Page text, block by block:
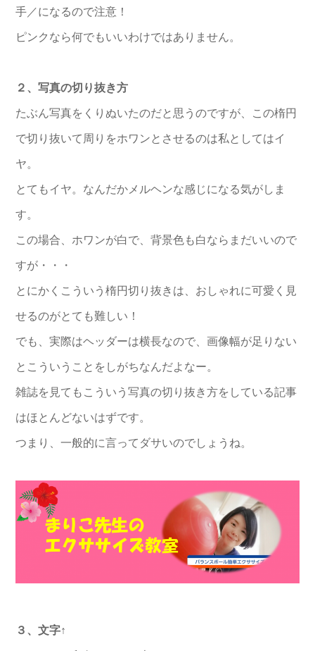
手／になるので注意！
ピンクなら何でもいいわけではありません。
２、写真の切り抜き方
たぶん写真をくりぬいたのだと思うのですが、この楕円
で切り抜いて周りをホワンとさせるのは私としてはイ
ヤ。
とてもイヤ。なんだかメルヘンな感じになる気がしま
す。
この場合、ホワンが白で、背景色も白ならまだいいので
すが・・・
とにかくこういう楕円切り抜きは、おしゃれに可愛く見
せるのがとても難しい！
でも、実際はヘッダーは横長なので、画像幅が足りない
とこういうことをしがちなんだよなー。
雑誌を見てもこういう写真の切り抜き方をしている記事
はほとんどないはずです。
つまり、一般的に言ってダサいのでしょうね。
３、文字↑